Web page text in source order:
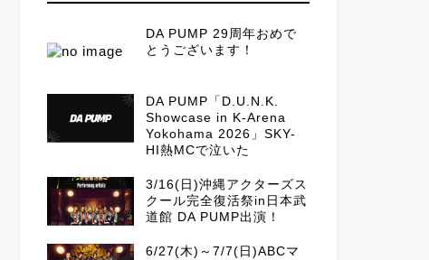
DA PUMP 29周年おめで
とうございます！
DA PUMP「D.U.N.K.
Showcase in K-Arena
Yokohama 2026」SKY-
HI熱MCで泣いた
3/16(日)沖縄アクターズス
クール完全復活祭in日本武
道館 DA PUMP出演！
6/27(木)～7/7(日)ABCマ